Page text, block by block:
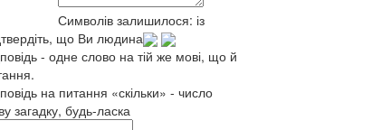
Символів залишилося: із
що Ви людина
- одне слово на тій же мові, що й
на питання «скільки» - число
загадку, будь-ласка